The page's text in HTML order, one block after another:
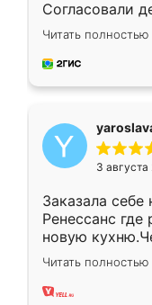
Согласовали
недели кухня
довольны
мебель за
Читать полностью
3 августа
Заказала
Ренессанс где
новую
вполне
два года,
Читать полностью